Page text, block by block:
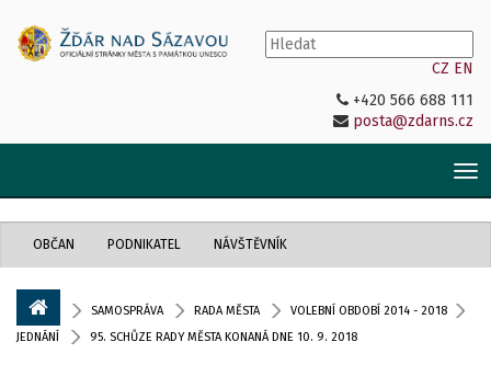
CZ EN
+420 566 688 111
posta@zdarns.cz
OBČAN PODNIKATEL NÁVŠTĚVNÍK
SAMOSPRÁVA RADA MĚSTA
VOLEBNÍ OBDOBÍ 2014 - 2018
JEDNÁNÍ
95. SCHŮZE RADY MĚSTA KONANÁ DNE 10. 9. 2018